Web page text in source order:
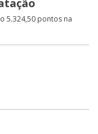
5.324,50 pontos na